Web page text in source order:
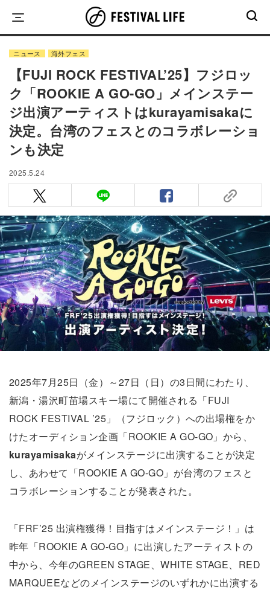
content
ニュース 海外フェス
【FUJI ROCK FESTIVAL’25】フジロッ
ク「ROOKIE A GO-GO」メインステー
ジ出演アーティストはkurayamisakaに
決定。台湾のフェスとのコラボレーショ
ンも決定
2025.5.24
2025年7月25日（金）～27日（日）の3日間にわたり、
新潟・湯沢町苗場スキー場にて開催される「FUJI
ROCK FESTIVAL ’25」（フジロック）への出場権をか
けたオーディション企画「ROOKIE A GO-GO」から、
kurayamisakaがメインステージに出演することが決定
し、あわせて「ROOKIE A GO-GO」が台湾のフェスと
コラボレーションすることが発表された。
「FRF’25 出演権獲得！目指すはメインステージ！」は
昨年「ROOKIE A GO-GO」に出演したアーティストの
中から、今年のGREEN STAGE、WHITE STAGE、RED
MARQUEEなどのメインステージのいずれかに出演する